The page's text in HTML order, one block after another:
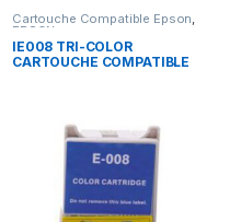
Cartouche Compatible Epson,
EPSON
IE008 TRI-COLOR
CARTOUCHE COMPATIBLE